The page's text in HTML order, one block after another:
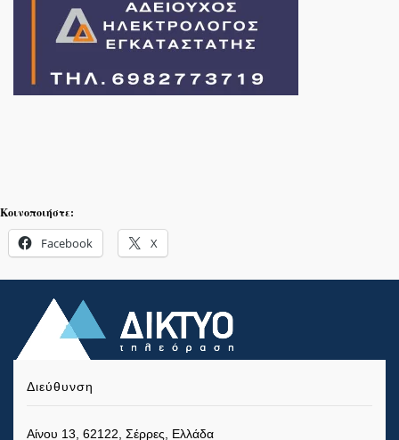
Κοινοποιήστε:
Facebook X
Διεύθυνση
Αίνου 13, 62122, Σέρρες, Ελλάδα